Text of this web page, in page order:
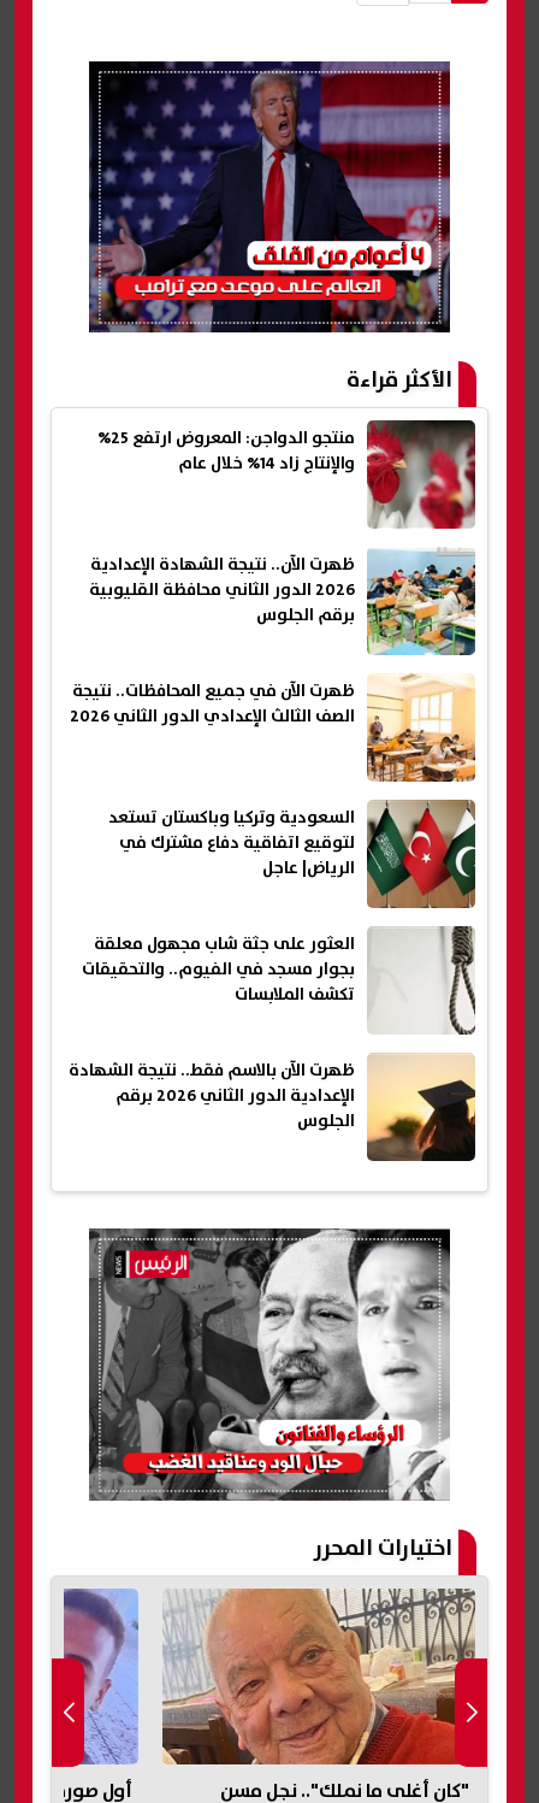
الأكثر قراءة
منتجو الدواجن: المعروض ارتفع 25%
والإنتاج زاد 14% خلال عام
ظهرت الآن.. نتيجة الشهادة الإعدادية
2026 الدور الثاني محافظة القليوبية
برقم الجلوس
ظهرت الآن في جميع المحافظات.. نتيجة
الصف الثالث الإعدادي الدور الثاني 2026
السعودية وتركيا وباكستان تستعد
لتوقيع اتفاقية دفاع مشترك في
الرياض| عاجل
العثور على جثة شاب مجهول معلقة
بجوار مسجد في الفيوم.. والتحقيقات
تكشف الملابسات
ظهرت الآن بالاسم فقط.. نتيجة الشهادة
الإعدادية الدور الثاني 2026 برقم
الجلوس
اختيارات المحرر
أول صورة لشاب عثر عليه مشنوقًا
الرئيس